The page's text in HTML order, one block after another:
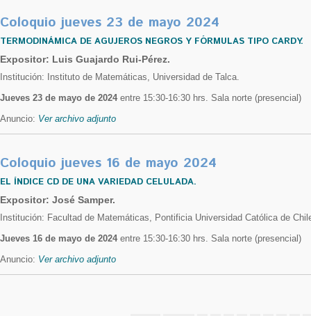
Coloquio jueves 23 de mayo 2024
TERMODINÁMICA DE AGUJEROS NEGROS Y FÓRMULAS TIPO CARDY.
Expositor: Luis Guajardo Rui-Pérez.
Institución: Instituto de Matemáticas, Universidad de Talca.
Jueves 23 de mayo de 2024 entre 15:30-16:30 hrs. Sala norte (presencial)
Anuncio: Ver archivo adjunto
Coloquio jueves 16 de mayo 2024
EL ÍNDICE CD DE UNA VARIEDAD CELULADA.
Expositor: José Samper.
Institución: Facultad de Matemáticas, Pontificia Universidad Católica de
Jueves 16 de mayo de 2024 entre 15:30-16:30 hrs. Sala norte (presencial)
Anuncio: Ver archivo adjunto